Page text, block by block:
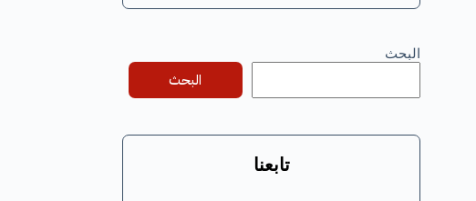
البحث
البحث
تابعنا